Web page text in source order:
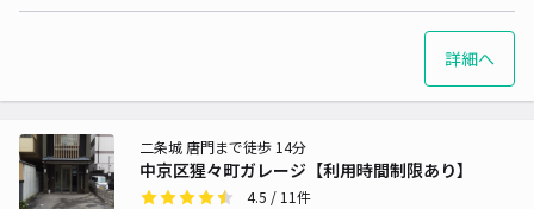
詳細へ
中京区猩々町ガレージ【利用時間制限あり】
二条城 唐門まで徒歩 14分
4.5 / 11件